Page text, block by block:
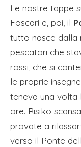
Le nostre tappe
Foscari e, poi, il
tutto nasce dalla
pescatori che
rossi, che si
le proprie
teneva una volta
ore. Risiko
provate a
verso il Ponte